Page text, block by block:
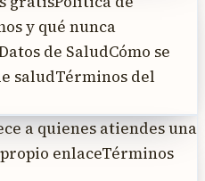
y qué nunca
de SaludCómo se
saludTérminos del
a quienes atiendes una
enlaceTérminos